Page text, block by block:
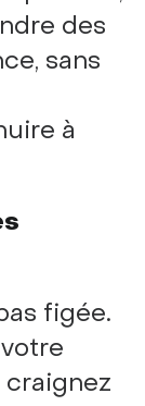
des
sans
à
figée.